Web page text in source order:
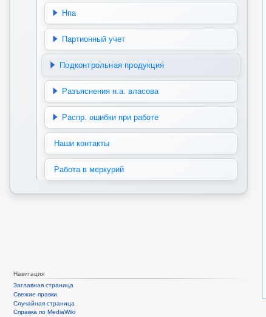
Нпа
Партионный учет
Подконтрольная продукция
Разъяснения н.а. власова
Распр. ошибки при работе
Наши контакты
Работа в меркурий
Навигация
Заглавная страница
Свежие правки
Случайная страница
Справка по MediaWiki